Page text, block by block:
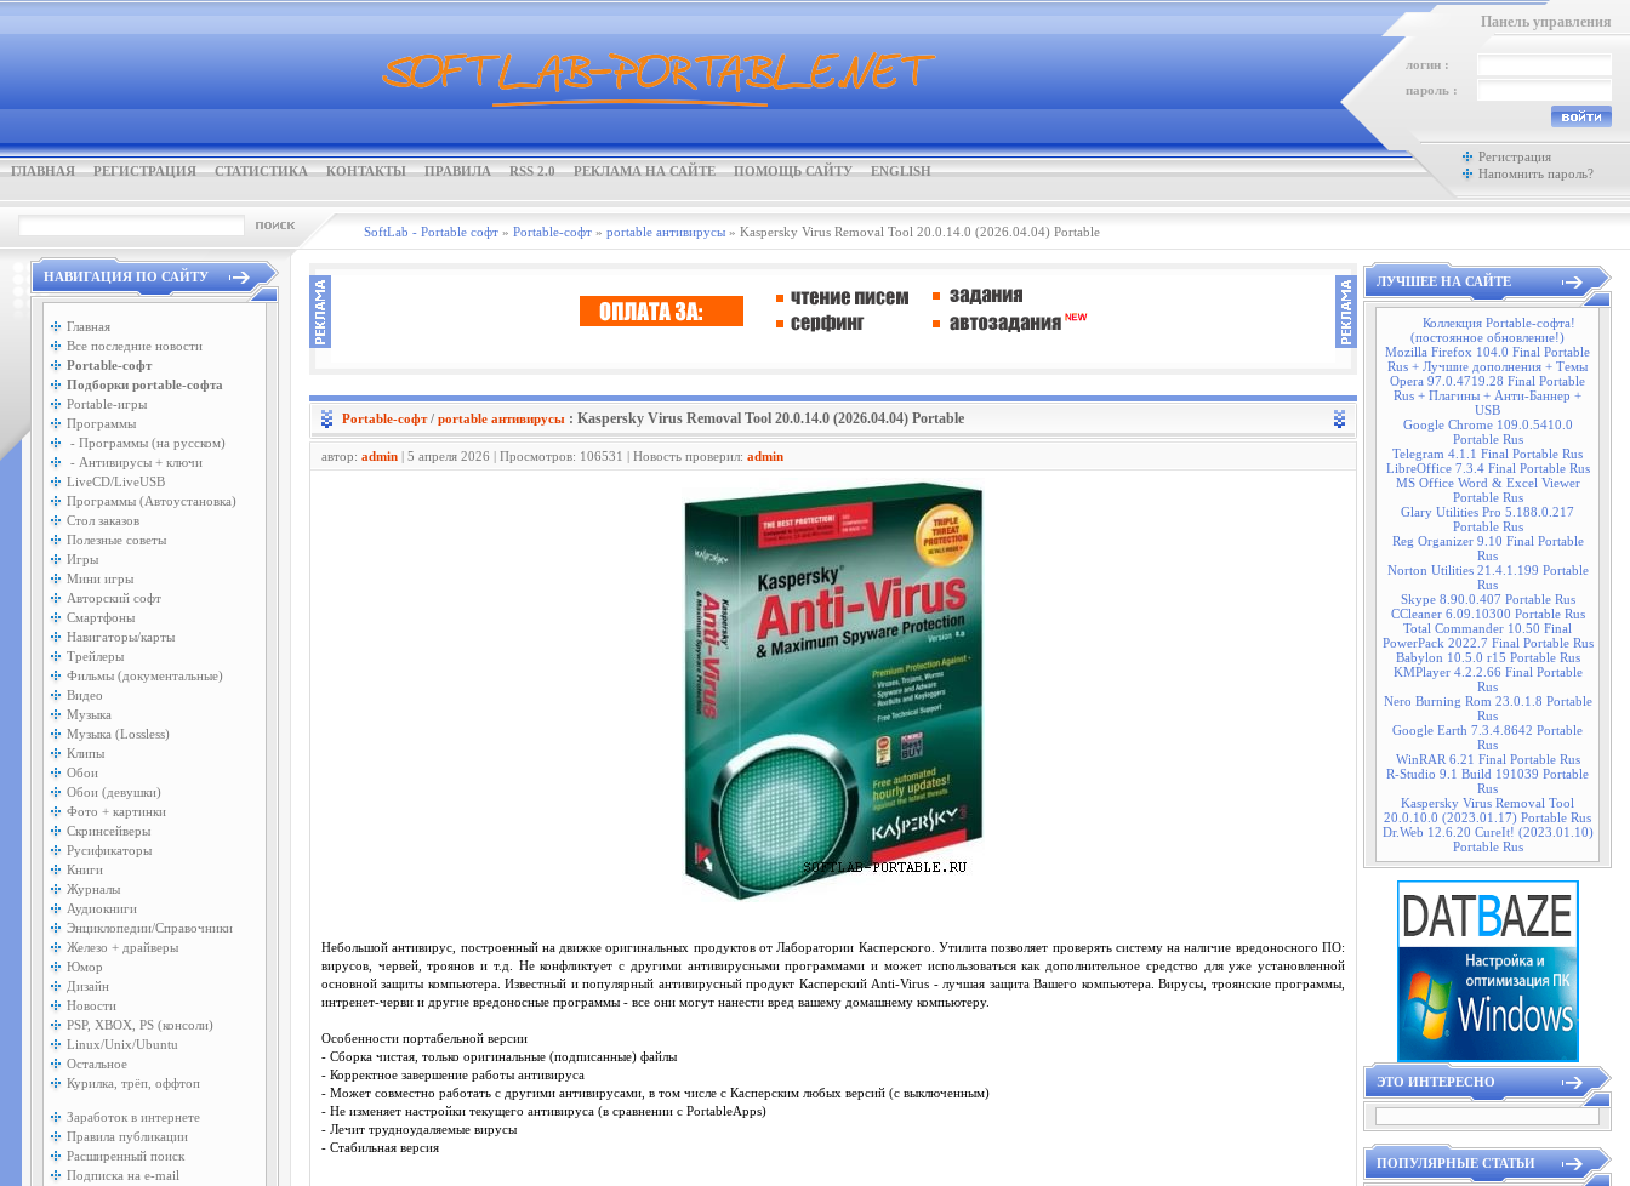
ГЛАВНАЯ РЕГИСТРАЦИЯ СТАТИСТИКА КОНТАКТЫ ПРАВИЛА RSS 2.0 РЕКЛАМА НА САЙТЕ ПОМОЩЬ САЙТУ ENGLISH
Панель управления
логин :
пароль :
Регистрация
Напомнить пароль?
SoftLab - Portable софт » Portable-софт » portable антивирусы » Kaspersky Virus Removal Tool 20.0.14.0 (2026.04.04) Portable
НАВИГАЦИЯ ПО САЙТУ
Главная
Все последние новости
Portable-софт
Подборки portable-софта
Portable-игры
Программы
- Программы (на русском)
- Антивирусы + ключи
LiveCD/LiveUSB
Программы (Автоустановка)
Стол заказов
Полезные советы
Игры
Мини игры
Авторский софт
Смартфоны
Навигаторы/карты
Трейлеры
Фильмы (документальные)
Видео
Музыка
Музыка (Lossless)
Клипы
Обои
Обои (девушки)
Фото + картинки
Скринсейверы
Русификаторы
Книги
Журналы
Аудиокниги
Энциклопедии/Справочники
Железо + драйверы
Юмор
Дизайн
Новости
PSP, XBOX, PS (консоли)
Linux/Unix/Ubuntu
Остальное
Курилка, трёп, оффтоп
Заработок в интернете
Правила публикации
Расширенный поиск
Подписка на e-mail
Portable-софт/ portable антивирусы : Kaspersky Virus Removal Tool 20.0.14.0 (2026.04.04) Portable
автор: admin | 5 апреля 2026 | Просмотров: 106531 | Новость проверил: admin
Небольшой антивирус, построенный на движке оригинальных продуктов от Лаборатории Касперского. Утилита позволяет проверять систему на наличие вредоносного ПО:
вирусов, червей, троянов и т.д. Не конфликтует с другими антивирусными программами и может использоваться как дополнительное средство для уже установленной
основной защиты компьютера. Известный и популярный антивирусный продукт Касперский Anti-Virus - лучшая защита Вашего компьютера. Вирусы, троянские программы,
интренет-черви и другие вредоносные программы - все они могут нанести вред вашему домашнему компьютеру.
Особенности портабельной версии
- Сборка чистая, только оригинальные (подписанные) файлы
- Корректное завершение работы антивируса
- Может совместно работать с другими антивирусами, в том числе с Касперским любых версий (с выключенным)
- Не изменяет настройки текущего антивируса (в сравнении с PortableApps)
- Лечит трудноудаляемые вирусы
- Стабильная версия
ЛУЧШЕЕ НА САЙТЕ
Коллекция Portable-софта!
(постоянное обновление!)
Mozilla Firefox 104.0 Final Portable
Rus + Лучшие дополнения + Темы
Opera 97.0.4719.28 Final Portable
Rus + Плагины + Анти-Баннер +
USB
Google Chrome 109.0.5410.0
Portable Rus
Telegram 4.1.1 Final Portable Rus
LibreOffice 7.3.4 Final Portable Rus
MS Office Word & Excel Viewer
Portable Rus
Glary Utilities Pro 5.188.0.217
Portable Rus
Reg Organizer 9.10 Final Portable
Rus
Norton Utilities 21.4.1.199 Portable
Rus
Skype 8.90.0.407 Portable Rus
CCleaner 6.09.10300 Portable Rus
Total Commander 10.50 Final
PowerPack 2022.7 Final Portable Rus
Babylon 10.5.0 r15 Portable Rus
KMPlayer 4.2.2.66 Final Portable
Rus
Nero Burning Rom 23.0.1.8 Portable
Rus
Google Earth 7.3.4.8642 Portable
Rus
WinRAR 6.21 Final Portable Rus
R-Studio 9.1 Build 191039 Portable
Rus
Kaspersky Virus Removal Tool
20.0.10.0 (2023.01.17) Portable Rus
Dr.Web 12.6.20 CureIt! (2023.01.10)
Portable Rus
ЭТО ИНТЕРЕСНО
ПОПУЛЯРНЫЕ СТАТЬИ